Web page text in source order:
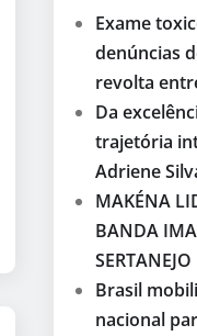
Exame
denúncias
revolta
Da
trajetória
Adriene
MAKÉNA
BANDA
SERTANEJO
Brasil
nacional